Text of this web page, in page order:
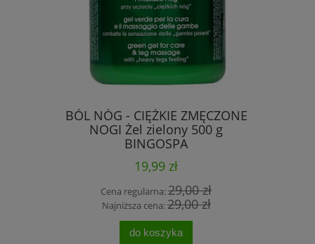
BÓL NÓG - CIĘŻKIE ZMĘCZONE
NOGI Żel zielony 500 g
BINGOSPA
19,99 zł
Cena regularna:29,00 zł
Najniższa cena:29,00 zł
do koszyka